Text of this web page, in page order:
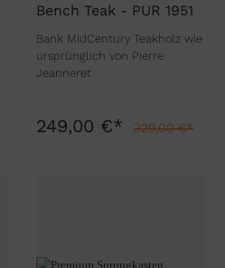
Bench Teak - PUR 1951
Bank MidCentury Teakholz wie
ursprünglich von Pierre
Jeanneret
249,00 €* 329,00 €*